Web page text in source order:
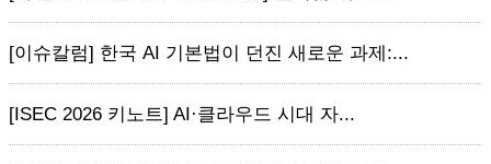
[이슈칼럼] 한국 AI 기본법이 던진 새로운 과제:...
[ISEC 2026 키노트] AI·클라우드 시대 자...